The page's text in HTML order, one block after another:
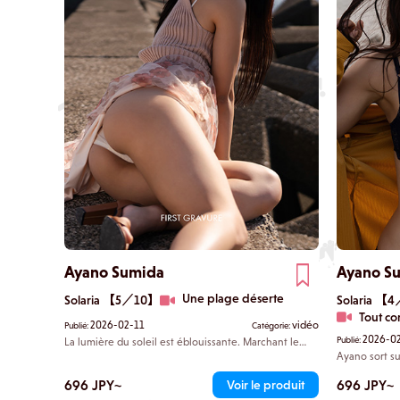
Ayano Sumida
Solaria 【5／10】 Une plage déserte
Publié:2026-02-11 Catégorie:vidéo
La lumière du soleil est éblouissante. Marchant le
Que ce soit intentionnel ou non, une partie intime
entre ses cuisses est visible. Son excitation espiègle
696 JPY~ Voir le produit
Ayano
Solaria 【4
Tout
Publié:2026-
Ayano sort
chemise.
l'ouverture
696 JPY~